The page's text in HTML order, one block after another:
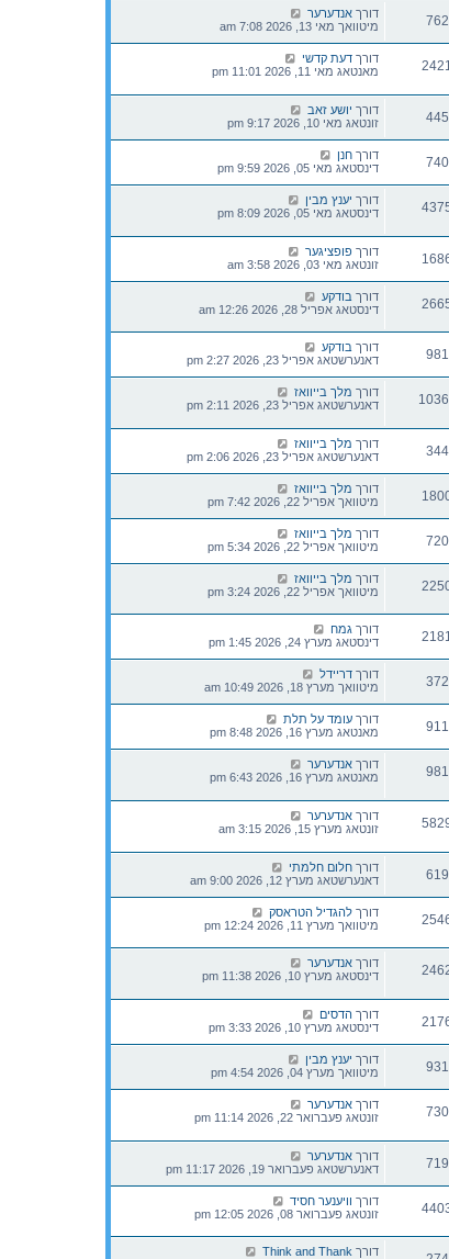
762 דורך אנדערער
מיטוואך מאי 13, 2026 7:08 am
דורך דעת קדשי
מאנטאג מאי 11, 2026 11:01 pm
445 דורך יושע זאב
זונטאג מאי 10, 2026 9:17 pm
740 דורך חנן
דינסטאג מאי 05, 2026 9:59 pm
דורך יענץ מבין
דינסטאג מאי 05, 2026 8:09 pm
דורך פופציגער
זונטאג מאי 03, 2026 3:58 am
דורך בודקע
דינסטאג אפריל 28, 2026 12:26 am
981 דורך בודקע
דאנערשטאג אפריל 23, 2026 2:27 pm
דורך מלך בייוואז
דאנערשטאג אפריל 23, 2026 2:11 pm
344 דורך מלך בייוואז
דאנערשטאג אפריל 23, 2026 2:06 pm
דורך מלך בייוואז
מיטוואך אפריל 22, 2026 7:42 pm
720 דורך מלך בייוואז
מיטוואך אפריל 22, 2026 5:34 pm
דורך מלך בייוואז
מיטוואך אפריל 22, 2026 3:24 pm
דורך גמח
דינסטאג מערץ 24, 2026 1:45 pm
372 דורך דריידל
מיטוואך מערץ 18, 2026 10:49 am
911 דורך עומד על תלת
מאנטאג מערץ 16, 2026 8:48 pm
981 דורך אנדערער
מאנטאג מערץ 16, 2026 6:43 pm
דורך אנדערער
זונטאג מערץ 15, 2026 3:15 am
619 דורך חלום חלמתי
דאנערשטאג מערץ 12, 2026 9:00 am
דורך להגדיל הטראסק
מיטוואך מערץ 11, 2026 12:24 pm
דורך אנדערער
דינסטאג מערץ 10, 2026 11:38 pm
דורך הדסים
דינסטאג מערץ 10, 2026 3:33 pm
931 דורך יענץ מבין
מיטוואך מערץ 04, 2026 4:54 pm
730 דורך אנדערער
זונטאג פעברואר 22, 2026 11:14 pm
719 דורך אנדערער
דאנערשטאג פעברואר 19, 2026 11:17 pm
דורך וויענער חסיד
זונטאג פעברואר 08, 2026 12:05 pm
דורך Think and Thank